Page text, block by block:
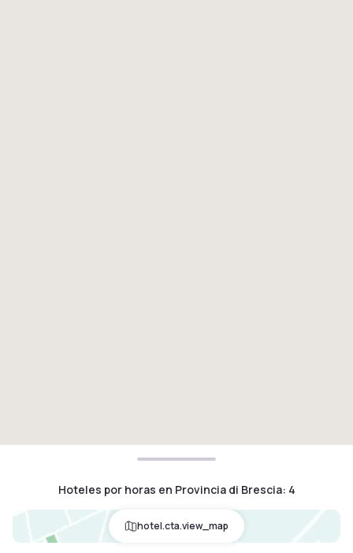
Hoteles por horas en Provincia di Brescia: 4
hotel.cta.view_map